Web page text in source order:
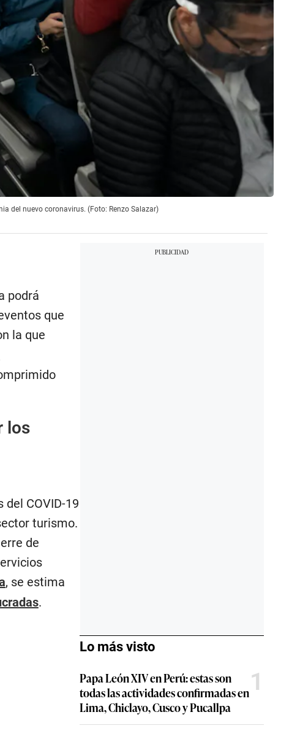
del nuevo coronavirus. (Foto: Renzo Salazar)
podrá
que
la que
los
COVID-19
turismo.
de
, se estima
.
Lo más visto
Papa León XIV en Perú: estas son
todas las actividades confirmadas en
Lima, Chiclayo, Cusco y Pucallpa
1